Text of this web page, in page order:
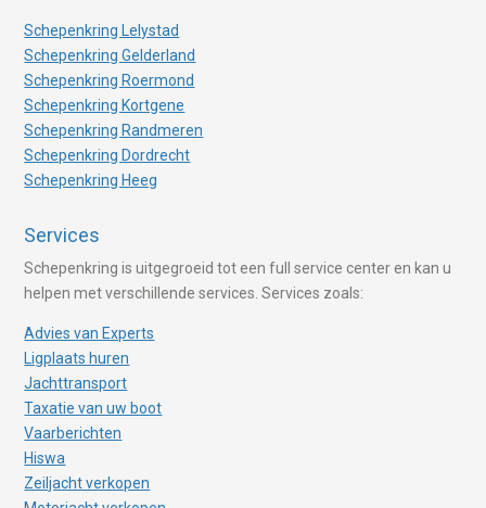
Schepenkring Lelystad
Schepenkring Gelderland
Schepenkring Roermond
Schepenkring Kortgene
Schepenkring Randmeren
Schepenkring Dordrecht
Schepenkring Heeg
Services
Schepenkring is uitgegroeid tot een full service center en kan u
helpen met verschillende services. Services zoals:
Advies van Experts
Ligplaats huren
Jachttransport
Taxatie van uw boot
Vaarberichten
Hiswa
Zeiljacht verkopen